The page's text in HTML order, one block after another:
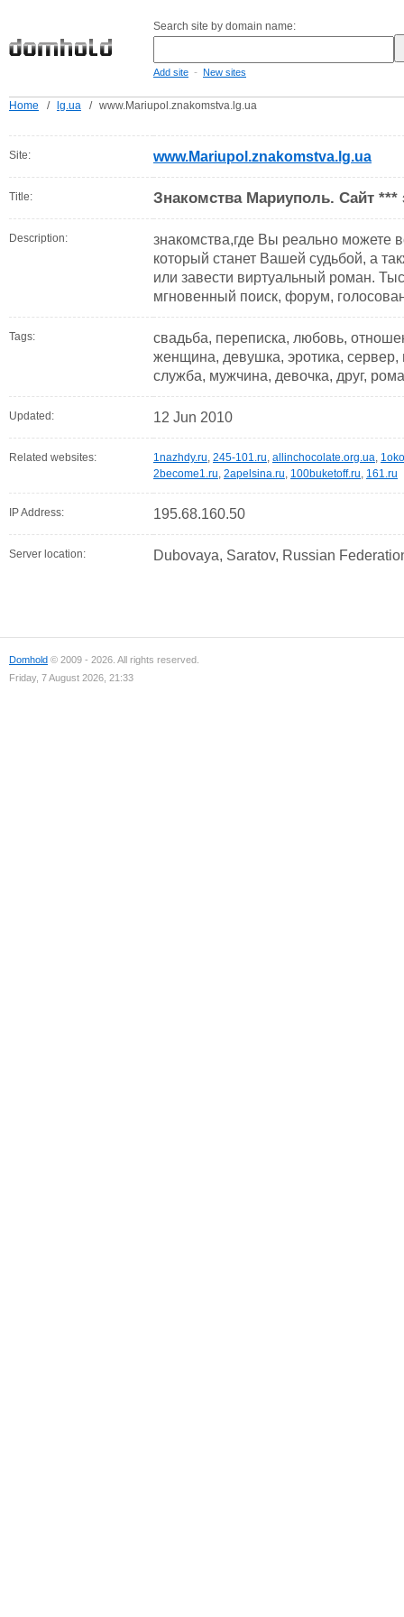
Search site by domain name:
Add site - New sites
Home / lg.ua / www.Mariupol.znakomstva.lg.ua
Site: www.Mariupol.znakomstva.lg.ua
Title: Знакомства Мариуполь. Сайт ***
Description:
знакомства,где Вы реально можете
который станет Вашей судьбой, а
или завести виртуальный роман.
мгновенный поиск, форум,
Tags:
свадьба, переписка, любовь,
женщина, девушка, эротика, сервер,
служба, мужчина, девочка, друг,
Updated: 12 Jun 2010
Related websites: 1nazhdy.ru, 245-101.ru, allinchocolate.org.ua,
2become1.ru, 2apelsina.ru, 100buketoff.ru, 161.ru
IP Address: 195.68.160.50
Server location: Dubovaya, Saratov, Russian
Domhold © 2009 - 2026. All rights reserved.
Friday, 7 August 2026, 21:33